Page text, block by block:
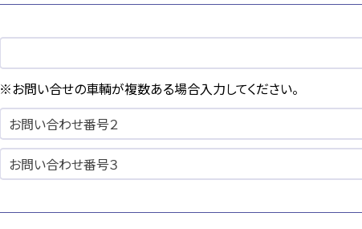
※お問い合せの車輌が複数ある場合入力してください。